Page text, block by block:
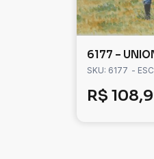
6177 –
SKU: 6177 -
R$